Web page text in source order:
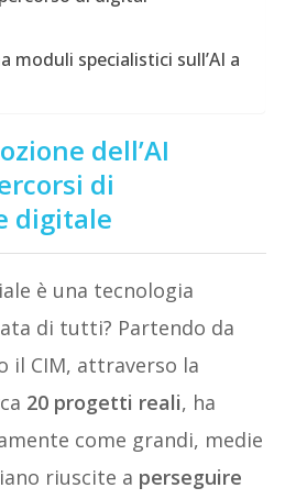
moduli specialistici sull’AI a
dell’AI
di
digitale
è una tecnologia
di tutti? Partendo da
il CIM, attraverso la
20 progetti reali, ha
come grandi, medie
riuscite a perseguire